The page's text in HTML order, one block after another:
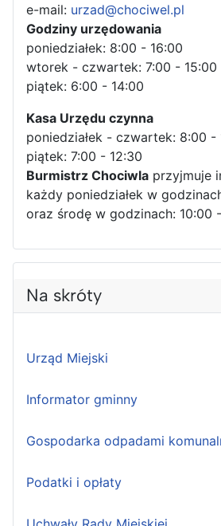
e-mail: urzad@chociwel.pl
Godziny urzędowania
poniedziałek: 8:00 - 16:00
wtorek - czwartek: 7:00 - 15:00
piątek: 6:00 - 14:00
Kasa Urzędu czynna
poniedziałek - czwartek: 8:00 -
piątek: 7:00 - 12:30
Burmistrz Chociwla przyjmuje
każdy poniedziałek w
oraz środę w godzinach: 10:00
Na skróty
Urząd Miejski
Informator gminny
Gospodarka odpadami
Podatki i opłaty